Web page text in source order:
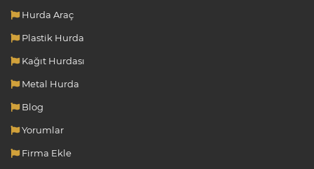
Hurda Araç
Plastik Hurda
Kağıt Hurdası
Metal Hurda
Blog
Yorumlar
Firma Ekle